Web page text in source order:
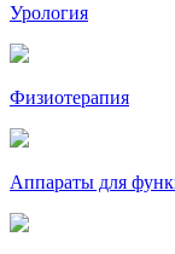
Урология
Физиотерапия
Аппараты для